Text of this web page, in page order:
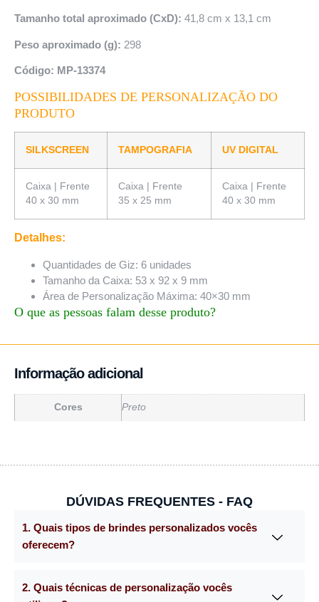
Tamanho total aproximado (CxD): 41,8 cm x 13,1 cm
Peso aproximado (g): 298
Código: MP-13374
POSSIBILIDADES DE PERSONALIZAÇÃO DO
PRODUTO
SILKSCREEN TAMPOGRAFIA UV DIGITAL
Caixa | Frente
40 x 30 mm
Caixa | Frente
35 x 25 mm
Caixa | Frente
40 x 30 mm
Detalhes:
Quantidades de Giz: 6 unidades
Tamanho da Caixa: 53 x 92 x 9 mm
Área de Personalização Máxima: 40×30 mm
O que as pessoas falam desse produto?
Informação adicional
Cores Preto
DÚVIDAS FREQUENTES - FAQ
1. Quais tipos de brindes personalizados vocês
oferecem?
2. Quais técnicas de personalização vocês